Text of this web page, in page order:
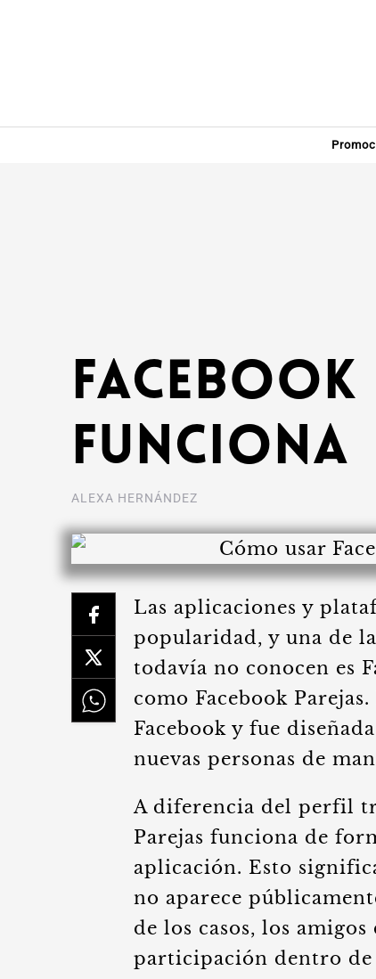
Facebook
funciona
ALEXA HERNÁNDEZ
Las aplicaciones y
popularidad, y una de
todavía no conocen es
como Facebook
Facebook y fue
nuevas personas de
A diferencia del perfil
Parejas funciona de
aplicación. Esto
no aparece
de los casos, los
participación dentro de